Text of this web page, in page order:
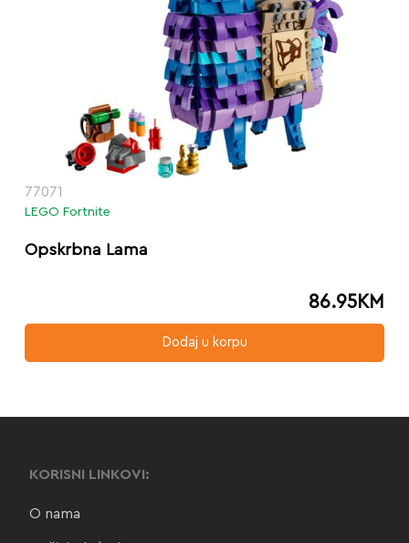
77071
LEGO Fortnite
Opskrbna Lama
86.95KM
Dodaj u korpu
KORISNI LINKOVI:
O nama